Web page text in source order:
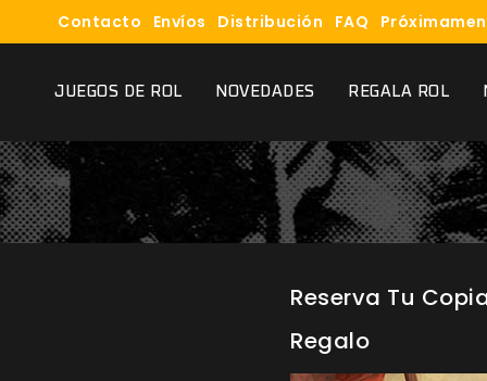
Contacto Envíos Distribución FAQ
JUEGOS DE ROL NOVEDADES REGALA ROL
Reserva Tu
Regalo